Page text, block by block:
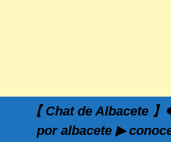
【 Chat de Albacete
por albacete ▶